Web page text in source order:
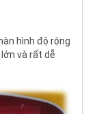
hình độ rộng
và rất dễ